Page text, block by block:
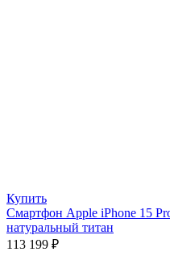
Купить
Смартфон Apple iPhone 15
натуральный титан
113 199 ₽